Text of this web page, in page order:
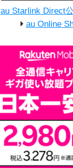
au Starlink Direct
au Online